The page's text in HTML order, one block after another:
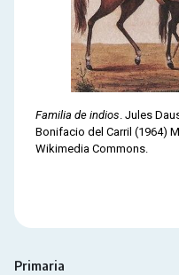
Familia de indios . Jules
Bonifacio del Carril (1964)
Wikimedia Commons.
Primaria